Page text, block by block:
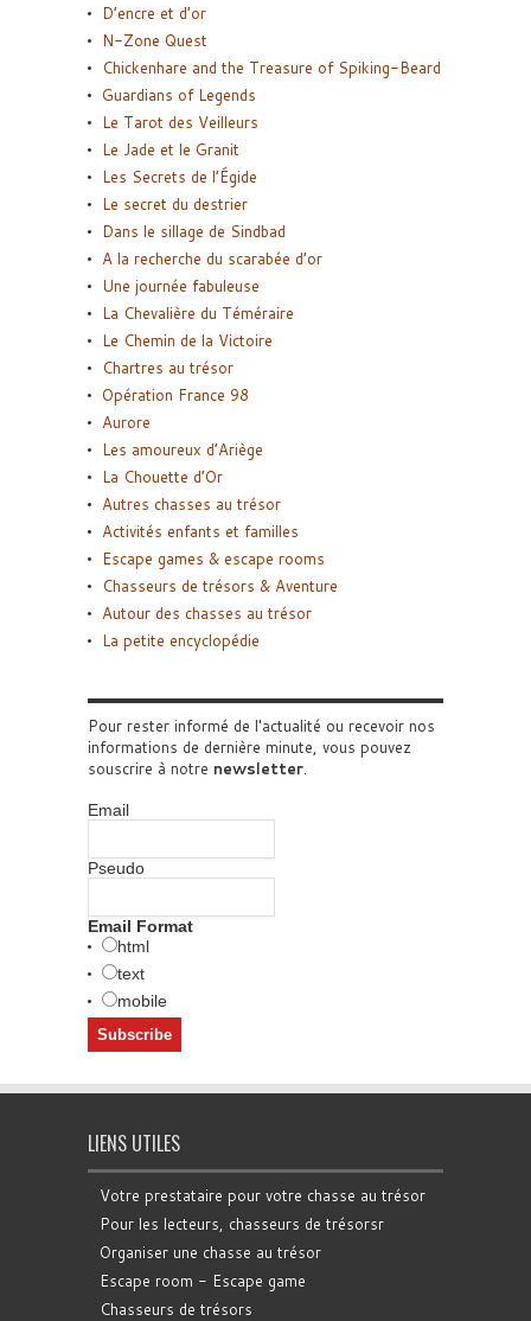
D’encre et d’or
N-Zone Quest
Chickenhare and the Treasure of Spiking-Beard
Guardians of Legends
Le Tarot des Veilleurs
Le Jade et le Granit
Les Secrets de l’Égide
Le secret du destrier
Dans le sillage de Sindbad
A la recherche du scarabée d’or
Une journée fabuleuse
La Chevalière du Téméraire
Le Chemin de la Victoire
Chartres au trésor
Opération France 98
Aurore
Les amoureux d’Ariège
La Chouette d’Or
Autres chasses au trésor
Activités enfants et familles
Escape games & escape rooms
Chasseurs de trésors & Aventure
Autour des chasses au trésor
La petite encyclopédie
Pour rester informé de l'actualité ou recevoir nos
informations de dernière minute, vous pouvez
souscrire à notre newsletter
Email
Pseudo
Email Format
html
text
mobile
LIENS UTILES
Votre prestataire pour votre chasse au trésor
Pour les lecteurs, chasseurs de trésorsr
Organiser une chasse au trésor
Escape room - Escape game
Chasseurs de trésors